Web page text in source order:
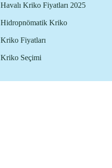
Havalı Kriko Fiyatları 2025
Hidropnömatik Kriko
Kriko Fiyatları
Kriko Seçimi